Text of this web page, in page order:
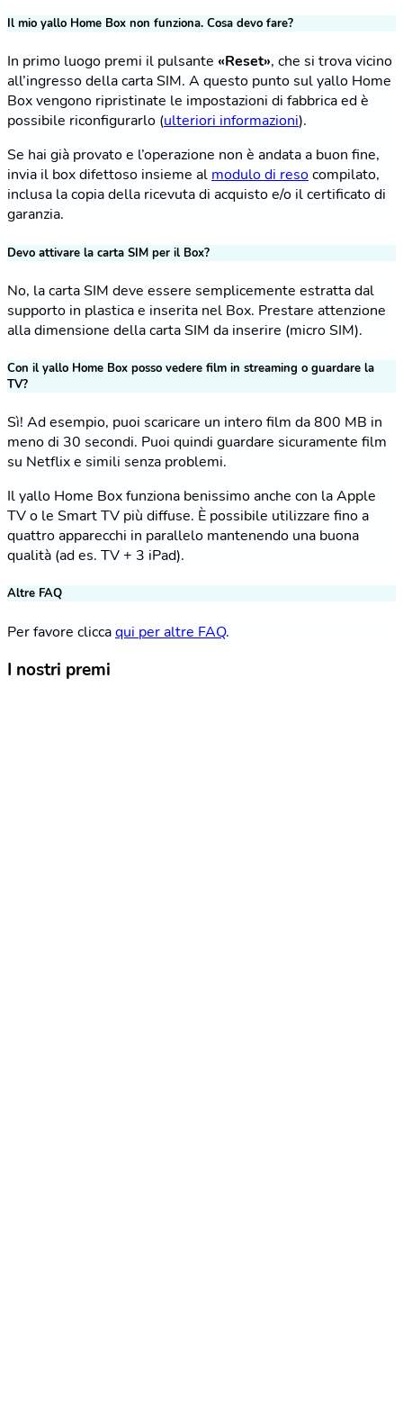
Il mio yallo Home Box non funziona. Cosa devo fare?
In primo luogo premi il pulsante «Reset», che si trova vicino
all’ingresso della carta SIM. A questo punto sul yallo Home
Box vengono ripristinate le impostazioni di fabbrica ed è
possibile riconfigurarlo (ulteriori informazioni).
Se hai già provato e l’operazione non è andata a buon fine,
invia il box difettoso insieme almodulo di resocompilato,
inclusa la copia della ricevuta di acquisto e/o il certificato di
garanzia.
Devo attivare la carta SIM per il Box?
No, la carta SIM deve essere semplicemente estratta dal
supporto in plastica e inserita nel Box. Prestare attenzione
alla dimensione della carta SIM da inserire (micro SIM).
Con il yallo Home Box posso vedere film in streaming o guardare la
TV?
Sì! Ad esempio, puoi scaricare un intero film da 800 MB in
meno di 30 secondi. Puoi quindi guardare sicuramente film
su Netflix e simili senza problemi.
Il yallo Home Box funziona benissimo anche con la Apple
TV o le Smart TV più diffuse. È possibile utilizzare fino a
quattro apparecchi in parallelo mantenendo una buona
qualità (ad es. TV + 3 iPad).
Altre FAQ
Per favore cliccaqui per altre FAQ.
I nostri premi